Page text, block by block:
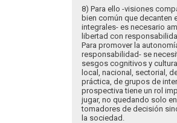
8) Para ello -visiones
bien común que decanten
integrales- es necesario
libertad con
Para promover la
responsabilidad- se
sesgos cognitivos y
local, nacional, sectorial,
práctica, de grupos de
prospectiva tiene un rol
jugar, no quedando solo
tomadores de decisión
la sociedad.